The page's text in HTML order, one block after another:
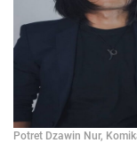
Potret Dzawin Nur,